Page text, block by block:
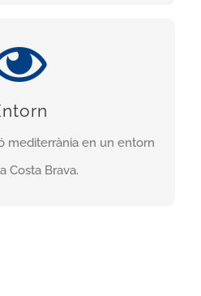
mediterrània en un entorn
Costa Brava.
MERAVELLÓS